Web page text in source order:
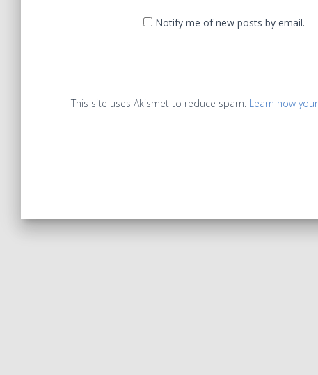
Notify me of new posts by email.
This site uses Akismet to reduce spam. Learn how